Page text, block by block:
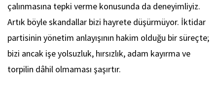
çalınmasına tepki verme konusunda da deneyimliyiz.
Artık böyle skandallar bizi hayrete düşürmüyor. İktidar
partisinin yönetim anlayışının hakim olduğu bir süreçte;
bizi ancak işe yolsuzluk, hırsızlık, adam kayırma ve
torpilin dâhil olmaması şaşırtır.